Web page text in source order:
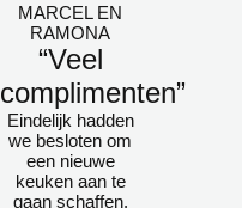
MARCEL EN
RAMONA
“Veel
complimenten”
Eindelijk hadden
we besloten om
een nieuwe
keuken aan te
gaan schaffen.